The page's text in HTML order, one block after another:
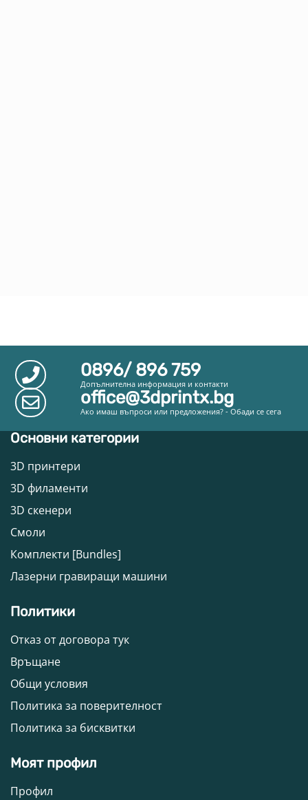
0896/ 896 759
Допълнителна информация и контакти
office@3dprintx.bg
Ако имаш въпроси или предложения? - Обади се сега
Основни категории
3D принтери
3D филаменти
3D скенери
Смоли
Комплекти [Bundles]
Лазерни гравиращи машини
Политики
Отказ от договора тук
Връщане
Общи условия
Политика за поверителност
Политика за бисквитки
Моят профил
Профил